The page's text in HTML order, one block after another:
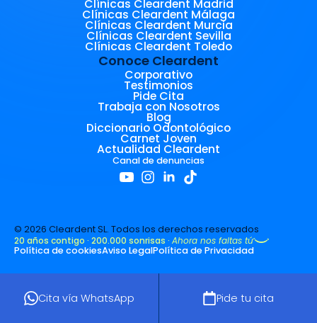
Cita vía WhatsApp Pide tu cita
Clínicas Cleardent Madrid
Clínicas Cleardent Málaga
Clínicas Cleardent Murcia
Clínicas Cleardent Sevilla
Clínicas Cleardent Toledo
Conoce Cleardent
Corporativo
Testimonios
Pide Cita
Trabaja con Nosotros
Blog
Diccionario Odontológico
Carnet Joven
Actualidad Cleardent
Canal de denuncias
© 2026 Cleardent SL. Todos los derechos reservados
20 años contigo · 200.000 sonrisas · Ahora nos faltas tú
Política de cookiesAviso LegalPolítica de Privacidad